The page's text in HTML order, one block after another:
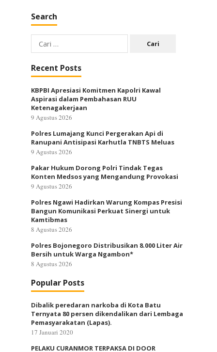
Search
Cari
untuk:
Recent Posts
KBPBI Apresiasi Komitmen Kapolri Kawal
Aspirasi dalam Pembahasan RUU
Ketenagakerjaan
9 Agustus 2026
Polres Lumajang Kunci Pergerakan Api di
Ranupani Antisipasi Karhutla TNBTS Meluas
9 Agustus 2026
Pakar Hukum Dorong Polri Tindak Tegas
Konten Medsos yang Mengandung Provokasi
9 Agustus 2026
Polres Ngawi Hadirkan Warung Kompas Presisi
Bangun Komunikasi Perkuat Sinergi untuk
Kamtibmas
8 Agustus 2026
Polres Bojonegoro Distribusikan 8.000 Liter Air
Bersih untuk Warga Ngambon*
8 Agustus 2026
Popular Posts
Dibalik peredaran narkoba di Kota Batu
Ternyata 80 persen dikendalikan dari Lembaga
Pemasyarakatan (Lapas).
17 Januari 2020
PELAKU CURANMOR TERPAKSA DI DOOR